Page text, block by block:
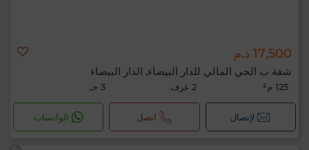
17,500 د.م
شقة ب الحي المالي للدار البيضاء, الدار البيضاء
125 م² 2 غرف 3 حـ
لإتصال اتصل الواتساب